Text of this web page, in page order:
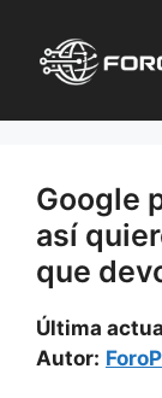
contenido
Google
así
que
Última
Autor: